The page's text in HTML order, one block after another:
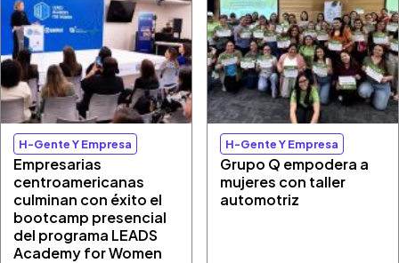
H-Gente Y Empresa
Empresarias
centroamericanas
culminan con éxito el
bootcamp presencial
del programa LEADS
Academy for Women
H-Gente Y Empresa
Grupo Q empodera a
mujeres con taller
automotriz